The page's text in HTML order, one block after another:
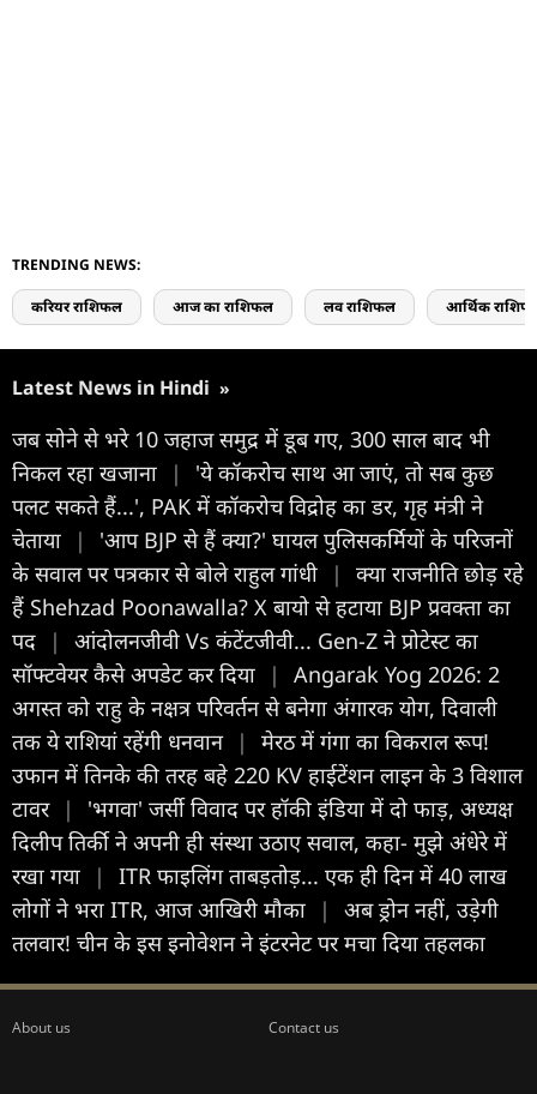
TRENDING NEWS:
करियर राशिफल आज का राशिफल लव राशिफल आर्थिक
Latest News in Hindi »
जब सोने से भरे 10 जहाज समुद्र में डूब गए, 300 साल बाद भी
निकल रहा खजाना
|
'ये कॉकरोच साथ आ जाएं, तो सब कुछ
पलट सकते हैं...', PAK में कॉकरोच विद्रोह का डर, गृह मंत्री ने
चेताया
|
'आप BJP से हैं क्या?' घायल पुलिसकर्मियों के परिजनों
के सवाल पर पत्रकार से बोले राहुल गांधी
|
क्या राजनीति छोड़ रहे
हैं Shehzad Poonawalla? X बायो से हटाया BJP प्रवक्ता का
पद
|
आंदोलनजीवी Vs कंटेंटजीवी... Gen-Z ने प्रोटेस्ट का
सॉफ्टवेयर कैसे अपडेट कर दिया
|
Angarak Yog 2026: 2
अगस्त को राहु के नक्षत्र परिवर्तन से बनेगा अंगारक योग, दिवाली
तक ये राशियां रहेंगी धनवान |
मेरठ में गंगा का विकराल रूप!
उफान में तिनके की तरह बहे 220 KV हाईटेंशन लाइन के 3 विशाल
टावर |
'भगवा' जर्सी विवाद पर हॉकी इंडिया में दो फाड़, अध्यक्ष
दिलीप तिर्की ने अपनी ही संस्था उठाए सवाल, कहा- मुझे अंधेरे में
रखा गया
|
ITR फाइलिंग ताबड़तोड़... एक ही दिन में 40 लाख
लोगों ने भरा ITR, आज आखिरी मौका
|
अब ड्रोन नहीं, उड़ेगी
तलवार! चीन के इस इनोवेशन ने इंटरनेट पर मचा दिया तहलका
About us Contact us